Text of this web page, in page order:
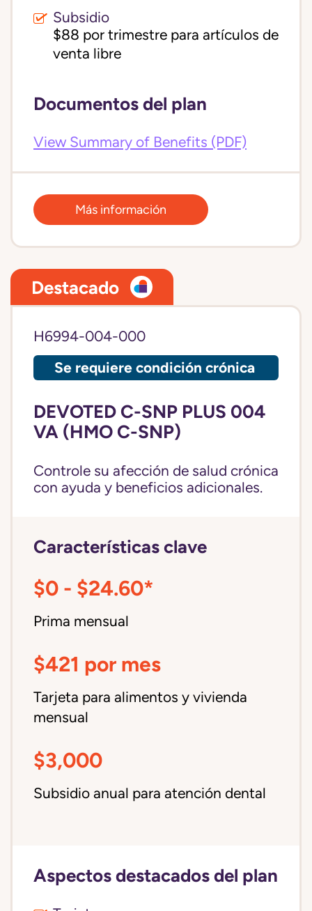
Subsidio
$88 por trimestre para artículos de
venta libre
Documentos del plan
View Summary of Benefits (PDF)
Más información
Destacado
H6994-004-000
Se requiere condición crónica
DEVOTED C-SNP PLUS 004
VA (HMO C-SNP)
Controle su afección de salud crónica
con ayuda y beneficios adicionales.
Características clave
$0 - $24.60*
Prima mensual
$421 por mes
Tarjeta para alimentos y vivienda
mensual
$3,000
Subsidio anual para atención dental
Aspectos destacados del plan